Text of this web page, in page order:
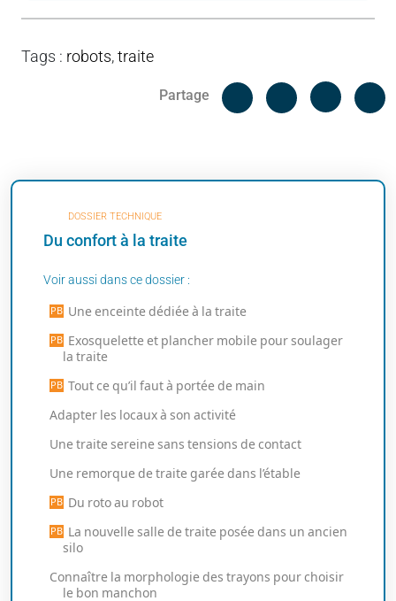
Tags : robots,traite
Partage
Facebook
DOSSIER TECHNIQUE
Du confort à la traite
Voir aussi dans ce dossier :
Une enceinte dédiée à la traite
Exosquelette et plancher mobile pour soulager
la traite
Tout ce qu’il faut à portée de main
Adapter les locaux à son activité
Une traite sereine sans tensions de contact
Une remorque de traite garée dans l’étable
Du roto au robot
La nouvelle salle de traite posée dans un ancien
silo
Connaître la morphologie des trayons pour choisir
le bon manchon